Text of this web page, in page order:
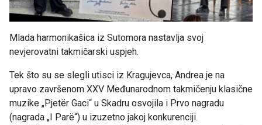
Mlada harmonikašica iz Sutomora nastavlja svoj
nevjerovatni takmičarski uspjeh.
Tek što su se slegli utisci iz Kragujevca, Andrea je na
upravo završenom XXV Međunarodnom takmičenju klasične
muzike „Pjetër Gaci“ u Skadru osvojila i Prvo nagradu
(nagrada „I Parë“) u izuzetno jakoj konkurenciji.